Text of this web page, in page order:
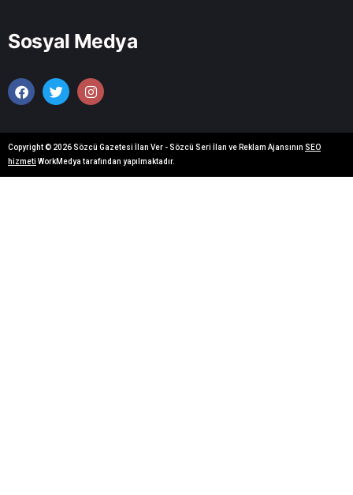
Sosyal Medya
Copyright © 2026 Sözcü Gazetesi İlan Ver - Sözcü Seri İlan ve Reklam Ajansının SEO
hizmeti WorkMedya tarafından yapılmaktadır.